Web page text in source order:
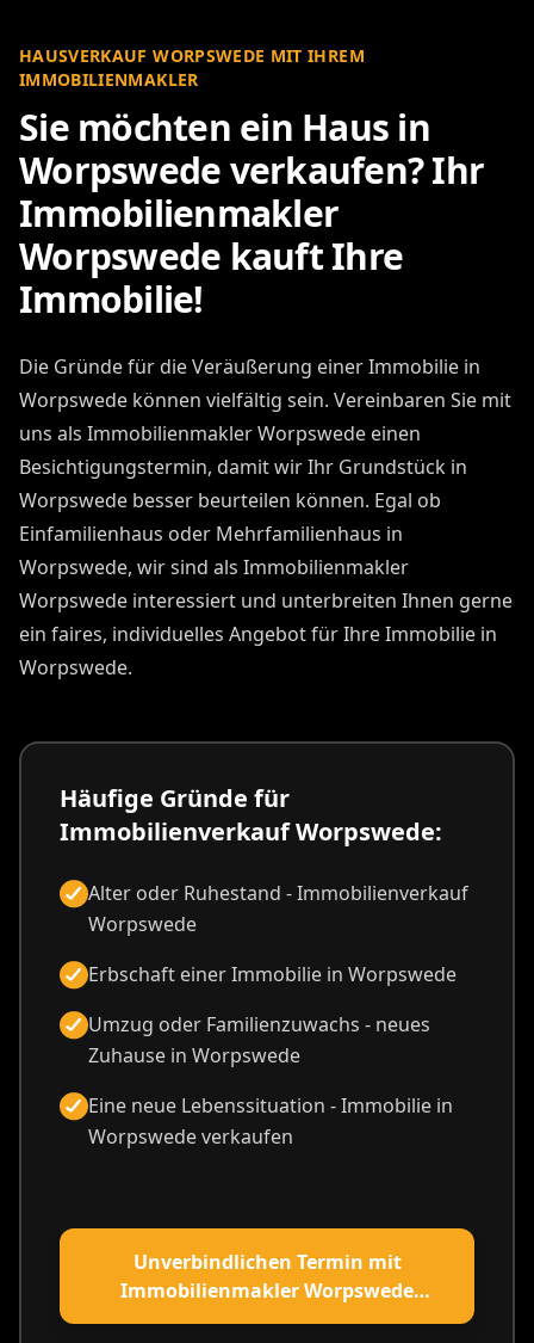
HAUSVERKAUF WORPSWEDE MIT IHREM
IMMOBILIENMAKLER
Sie möchten ein Haus in
Worpswede verkaufen? Ihr
Immobilienmakler
Worpswede kauft Ihre
Immobilie!
Die Gründe für die Veräußerung einer Immobilie in
Worpswede können vielfältig sein. Vereinbaren Sie mit
uns als Immobilienmakler Worpswede einen
Besichtigungstermin, damit wir Ihr Grundstück in
Worpswede besser beurteilen können. Egal ob
Einfamilienhaus oder Mehrfamilienhaus in
Worpswede, wir sind als Immobilienmakler
Worpswede interessiert und unterbreiten Ihnen gerne
ein faires, individuelles Angebot für Ihre Immobilie in
Worpswede.
Häufige Gründe für
Immobilienverkauf Worpswede:
Alter oder Ruhestand - Immobilienverkauf
Worpswede
Erbschaft einer Immobilie in Worpswede
Umzug oder Familienzuwachs - neues
Zuhause in Worpswede
Eine neue Lebenssituation - Immobilie in
Worpswede verkaufen
Unverbindlichen Termin mit
Immobilienmakler Worpswede
vereinbaren